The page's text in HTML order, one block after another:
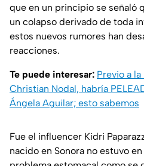
que en un principio se señaló
un colapso derivado de toda
estos nuevos rumores han
reacciones.
Te puede interesar: Previo a
Christian Nodal, habría
Ángela Aguilar; esto sabemos
Fue el influencer Kidri
nacido en Sonora no estuvo